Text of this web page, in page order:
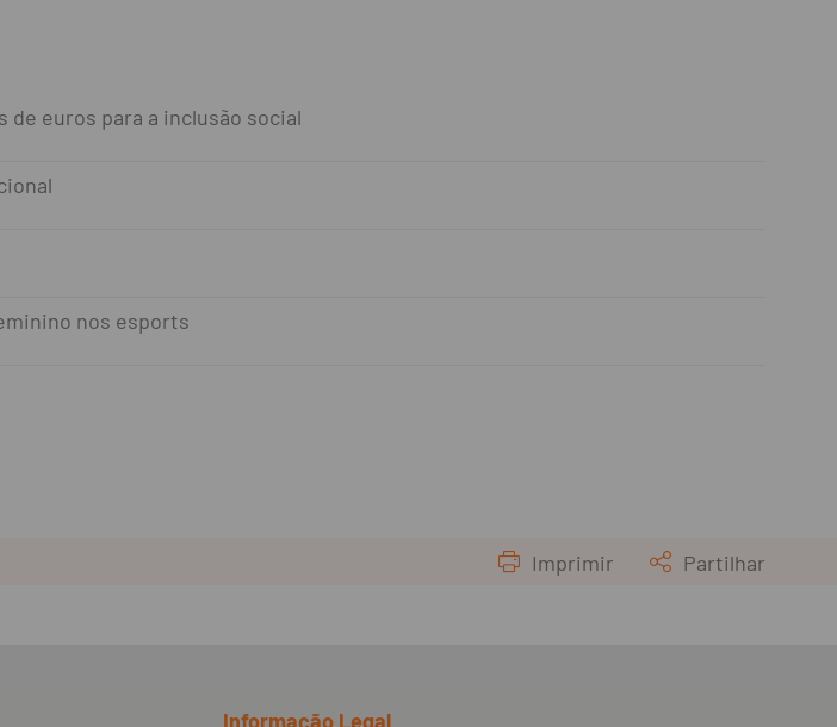
de euros para a inclusão social
nos esports
Imprimir Partilhar
Informação Legal